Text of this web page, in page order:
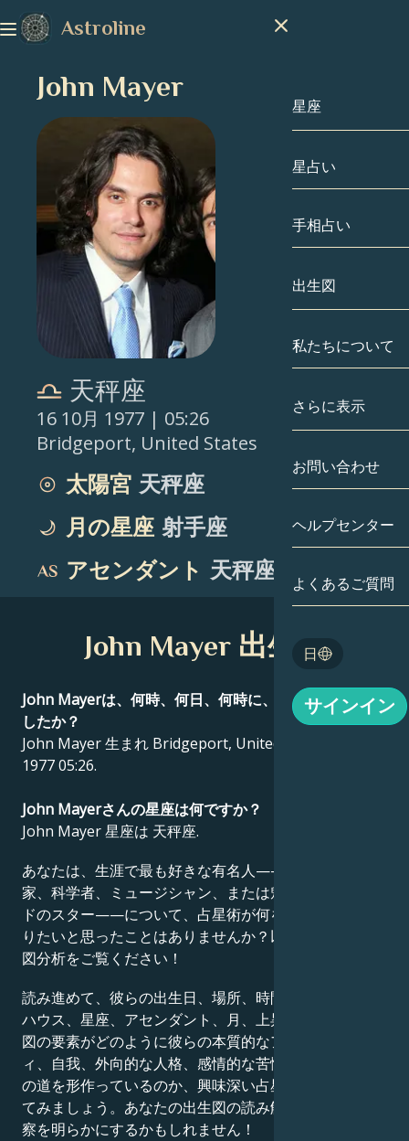
Astroline
星座
星座
山羊座
魚座
牡羊座
牡牛座
蟹座
獅子座
乙女座
射手座
星占い
手相占い
出生図
出生図
有名人
アストロカー
私たちについて
さらに表示
相性
タロット
エンジェルナ
お問い合わせ
ヘルプセンター
よくあるご質問
日
English
サインイン
John Mayer
天秤座
16 10月 1977 | 05:26
Bridgeport, United States
太陽宮 天秤座
月の星座 射手座
アセンダント 天秤座
John Mayer 出生図
John Mayerは、何時、何日、何時に、どこで生まれま
したか？
John Mayer 生まれ Bridgeport, United States 16 10月
1977 05:26.
John Mayerさんの星座は何ですか？
John Mayer 星座は 天秤座.
あなたは、生涯で最も好きな有名人——政治家、発明
家、科学者、ミュージシャン、または魅力的なハリウッ
ドのスター——について、占星術が何を語っているか知
りたいと思ったことはありませんか？以下の詳細な出生
図分析をご覧ください！
読み進めて、彼らの出生日、場所、時間、惑星の位置、
ハウス、星座、アセンダント、月、上昇星座など、出生
図の要素がどのように彼らの本質的なアイデンティテ
ィ、自我、外向的な人格、感情的な苦悩、そして成功へ
の道を形作っているのか、興味深い占星術的解釈を探っ
てみましょう。あなたの出生図の読み解きも、同様の洞
察を明らかにするかもしれません！